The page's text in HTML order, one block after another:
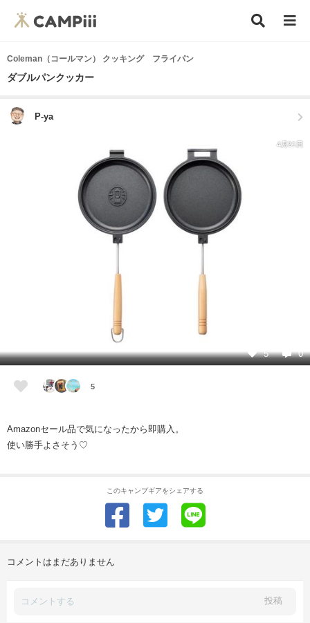
Coleman（コールマン） クッキング フライパン
ダブルパンクッカー
P-ya
4月21日
5 0
5
Amazonセール品で気になったから即購入。
使い勝手よさそう♡
このキャンプギアをシェアする
コメントはまだありません
投稿